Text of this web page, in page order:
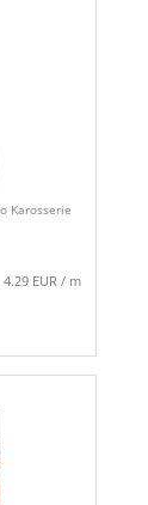
Karosserie
4.29 EUR / m